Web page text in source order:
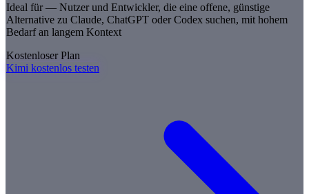
Ideal für — Nutzer und Entwickler, die eine offene, günstige
Alternative zu Claude, ChatGPT oder Codex suchen, mit hohem
Bedarf an langem Kontext
Kostenloser Plan
Kimi kostenlos testen